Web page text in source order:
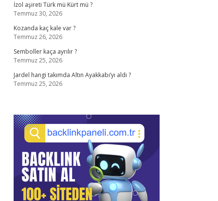
İzol aşireti Türk mü Kürt mü ?
Temmuz 30, 2026
Kozanda kaç kale var ?
Temmuz 26, 2026
Semboller kaça ayrılır ?
Temmuz 25, 2026
Jardel hangi takımda Altın Ayakkabı’yı aldı ?
Temmuz 25, 2026